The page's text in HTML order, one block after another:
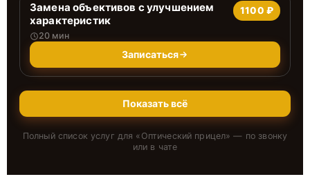
Замена объективов с улучшением
характеристик
20 мин
1100 ₽
Записаться
Показать всё
Полный список услуг для « Оптический прицел» — по звонку
или в чате